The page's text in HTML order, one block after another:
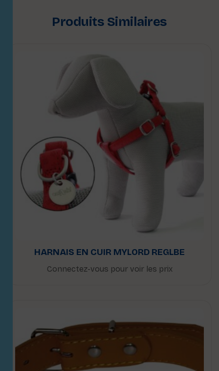
Produits Similaires
HARNAIS EN CUIR MYLORD REGLBE
Connectez-vous pour voir les prix